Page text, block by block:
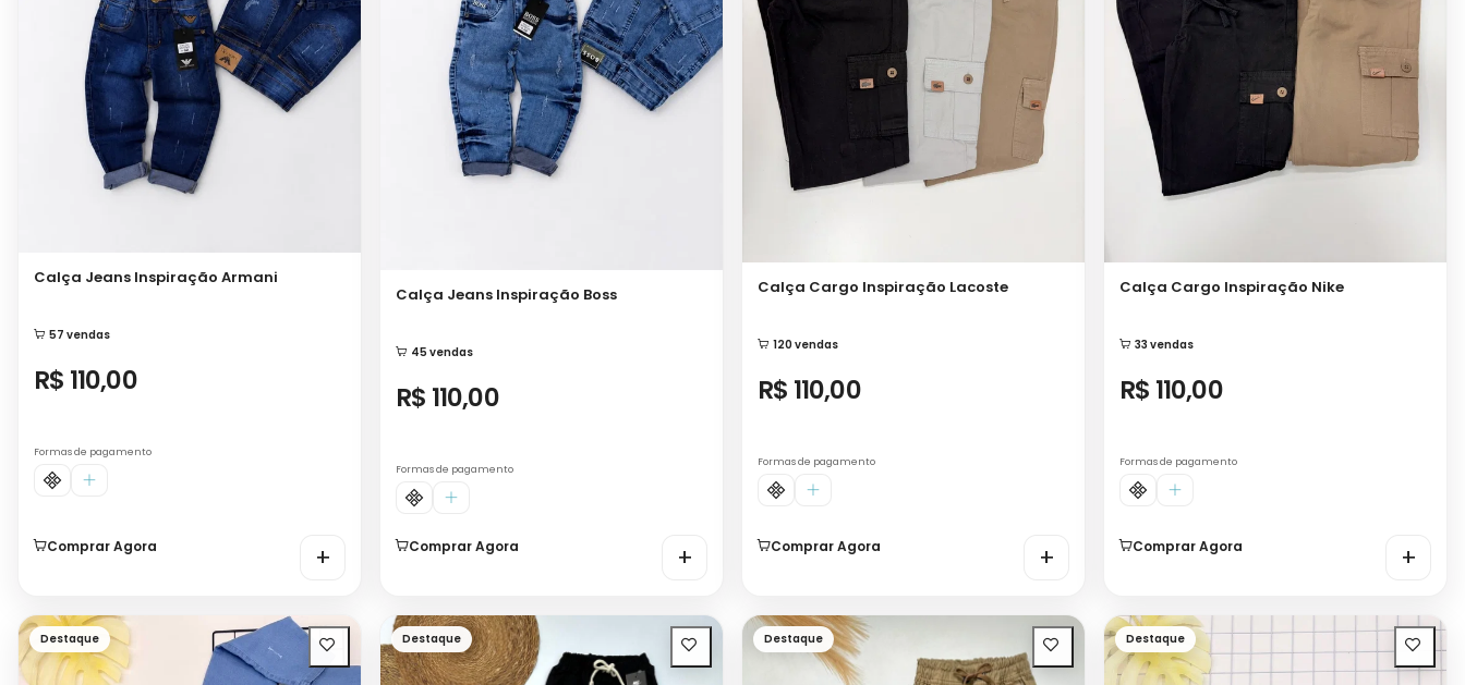
Calça Jeans Inspiração Armani
57 vendas
R$ 110,00
Formas de pagamento
Comprar Agora +
Calça Jeans Inspiração Boss
45 vendas
R$ 110,00
Formas de pagamento
Comprar Agora +
Calça Cargo Inspiração Lacoste
120 vendas
R$ 110,00
Formas de pagamento
Comprar Agora +
Calça Cargo Inspiração Nike
33 vendas
R$ 110,00
Formas de pagamento
Comprar Agora +
Destaque Destaque Destaque Destaque